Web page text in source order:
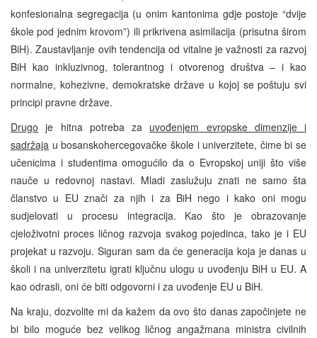
konfesionalna segregacija (u onim kantonima gdje postoje “dvije
škole pod jednim krovom”) ili prikrivena asimilacija (prisutna širom
BiH). Zaustavljanje ovih tendencija od vitalne je važnosti za razvoj
BiH kao inkluzivnog, tolerantnog i otvorenog društva – i kao
normalne, kohezivne, demokratske države u kojoj se poštuju svi
principi pravne države.
Drugo je hitna potreba za uvođenjem evropske dimenzije i
sadržaja u bosanskohercegovačke škole i univerzitete, čime bi se
učenicima i studentima omogućilo da o Evropskoj uniji što više
nauče u redovnoj nastavi. Mladi zaslužuju znati ne samo šta
članstvo u EU znači za njih i za BiH nego i kako oni mogu
sudjelovati u procesu integracija. Kao što je obrazovanje
cjeloživotni proces ličnog razvoja svakog pojedinca, tako je i EU
projekat u razvoju. Siguran sam da će generacija koja je danas u
školi i na univerzitetu igrati ključnu ulogu u uvođenju BiH u EU. A
kao odrasli, oni će biti odgovorni i za uvođenje EU u BiH.
Na kraju, dozvolite mi da kažem da ovo što danas započinjete ne
bi bilo moguće bez velikog ličnog angažmana ministra civilnih